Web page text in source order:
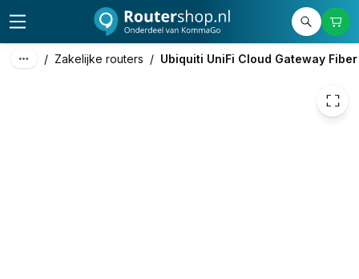
/ Zakelijke routers / Ubiquiti UniFi Cloud Gateway Fiber
excl. btw
650,92 incl. btw